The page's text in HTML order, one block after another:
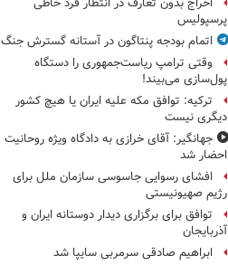
اخراج بدون تعارف در انتظار فرد خاطی
پرسپولیس
اتمام بودجه پنتاگون در آستانه گسترش جنگ
وقتی ترامپ ریاست‌جمهوری را دستگاه
پول‌سازی می‌بیند!
ترکیه: توافق مکه علیه ایران یا هیچ کشور
دیگری نیست
جهانگیر: آقای خرازی به دادگاه ویژه روحانیت
احضار شد
افشای رسوایی جاسوسی سازمان ملل برای
رژیم صهیونیستی
توافق برای برگزاری دیدار دوستانه ایران و
آذربایجان
ابراهیم صادقی سرمربی سایپا شد